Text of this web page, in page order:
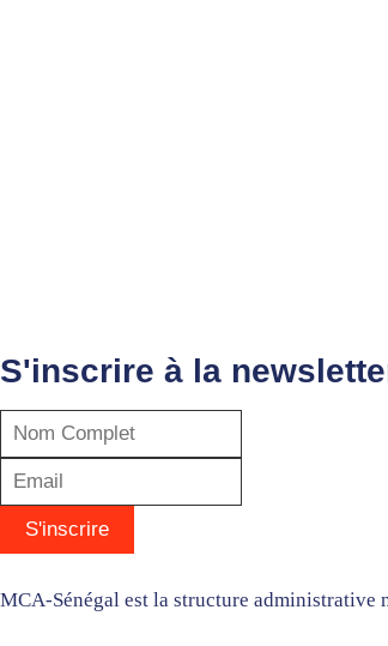
S'inscrire à la
MCA-Sénégal est la structure administrative